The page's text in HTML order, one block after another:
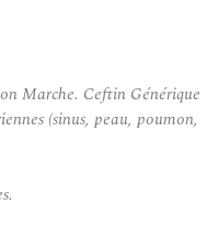
Marche. Ceftin Générique
(sinus, peau, poumon,